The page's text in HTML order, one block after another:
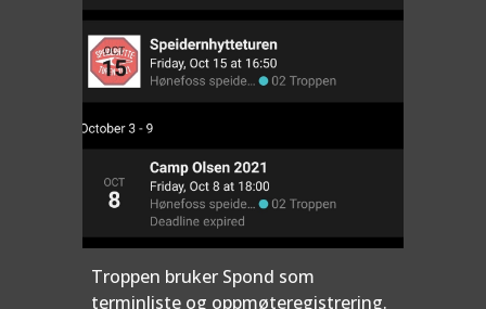
Troppen bruker Spond som